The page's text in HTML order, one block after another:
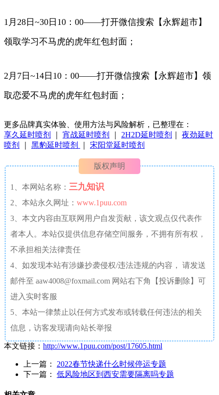
1月28日~30日10：00——打开微信搜索【永辉超市】
领取学习不马虎的虎年红包封面；
2月7日~14日10：00——打开微信搜索【永辉超市】领
取恋爱不马虎的虎年红包封面；
更多品牌真实体验、使用方法与风险解析，已整理在：
享久延时喷剂
宵战延时喷剂 2H2D延时喷剂
夜劲延时
喷剂
黑豹延时喷剂 宋阳堂延时喷剂
版权声明
1、本网站名称： 三九知识
2、本站永久网址： www.1puu.com
3、本文内容由互联网用户自发贡献，该文观点仅代表作
者本人。本站仅提供信息存储空间服务，不拥有所有权，
不承担相关法律责任
4、如发现本站有涉嫌抄袭侵权/违法违规的内容， 请发送
邮件至 aaw4008@foxmail.com 网站右下角【投诉删除】可
进入实时客服
5、本站一律禁止以任何方式发布或转载任何违法的相关
信息，访客发现请向站长举报
本文链接： http://www.1puu.com/post/17605.html
上一篇： 2022春节快递什么时候停运专题
下一篇： 低风险地区到西安需要隔离吗专题